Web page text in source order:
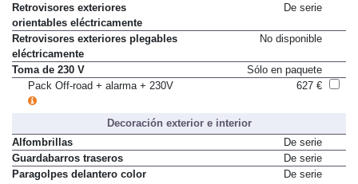
Retrovisores exteriores
orientables eléctricamente
De serie
Retrovisores exteriores plegables
eléctricamente
No disponible
Toma de 230 V
Sólo en paquete
Pack Off-road + alarma + 230V
627 €
Decoración exterior e interior
Alfombrillas
De serie
Guardabarros traseros
De serie
Paragolpes delantero color
De serie